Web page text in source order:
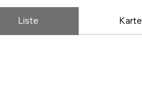
Liste Karte